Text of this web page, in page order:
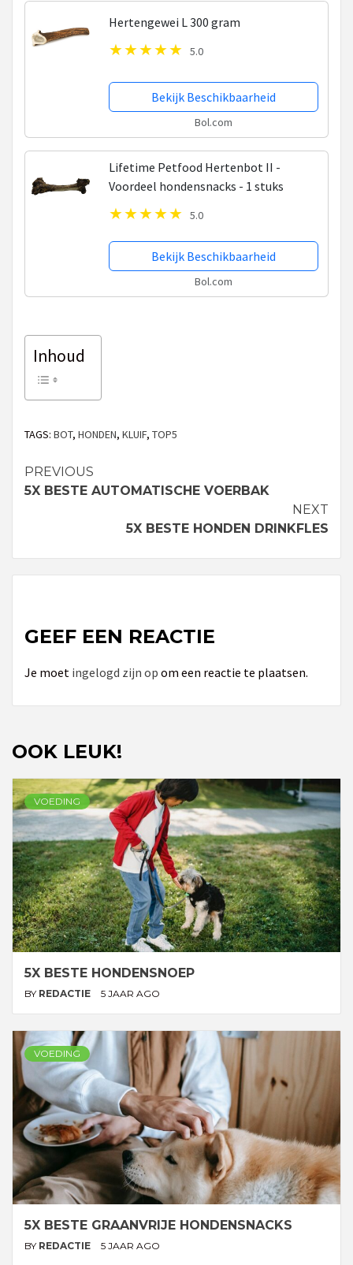
Hertengewei L 300 gram
5.0
Bekijk Beschikbaarheid
Bol.com
Lifetime Petfood Hertenbot II -
Voordeel hondensnacks - 1 stuks
5.0
Bekijk Beschikbaarheid
Bol.com
Inhoud
TAGS: BOT, HONDEN, KLUIF, TOP5
Continue
PREVIOUS
5X BESTE AUTOMATISCHE VOERBAK
NEXT
5X BESTE HONDEN DRINKFLES
GEEF EEN REACTIE
Je moet ingelogd zijn op om een reactie te plaatsen.
OOK LEUK!
VOEDING
5X BESTE HONDENSNOEP
BY REDACTIE 5 JAAR AGO
VOEDING
5X BESTE GRAANVRIJE HONDENSNACKS
BY REDACTIE 5 JAAR AGO